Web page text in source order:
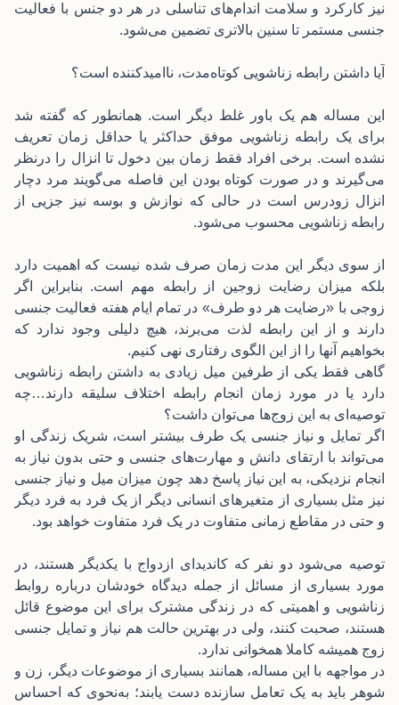
نیز کارکرد و سلامت اندام‌های تناسلی در هر دو جنس با فعالیت
جنسی مستمر تا سنین بالاتری تضمین می‌شود.
آیا داشتن رابطه زناشویی کوتاه‌مدت، ناامیدکننده است؟
این مساله هم یک باور غلط دیگر است. همانطور که گفته شد
برای یک رابطه زناشویی موفق حداکثر یا حداقل زمان تعریف
نشده است. برخی افراد فقط زمان بین دخول تا انزال را درنظر
می‌گیرند و در صورت کوتاه بودن این فاصله می‌گویند مرد دچار
انزال زودرس است در حالی که نوازش و بوسه نیز جزیی از
رابطه زناشویی محسوب می‌شود.
از سوی دیگر این مدت زمان صرف شده نیست که اهمیت دارد
بلکه میزان رضایت زوجین از رابطه مهم است. بنابراین اگر
زوجی با «رضایت هر دو طرف» در تمام ایام هفته فعالیت جنسی
دارند و از این رابطه لذت می‌برند، هیچ دلیلی وجود ندارد که
بخواهیم آنها را از این الگوی رفتاری نهی کنیم.
گاهی فقط یکی از طرفین میل زیادی به داشتن رابطه زناشویی
دارد یا در مورد زمان انجام رابطه اختلاف سلیقه دارند…چه
توصیه‌ای به این زوج‌ها می‌توان داشت؟
اگر تمایل و نیاز جنسی یک طرف بیشتر است، شریک زندگی او
می‌تواند با ارتقای دانش و مهارت‌های جنسی و حتی بدون نیاز به
انجام نزدیکی، به این نیاز پاسخ دهد چون میزان میل و نیاز جنسی
نیز مثل بسیاری از متغیرهای انسانی دیگر از یک فرد به فرد دیگر
و حتی در مقاطع زمانی متفاوت در یک فرد متفاوت خواهد بود.
توصیه می‌شود دو نفر که کاندیدای ازدواج با یکدیگر هستند، در
مورد بسیاری از مسائل از جمله دیدگاه خودشان درباره روابط
زناشویی و اهمیتی که در زندگی مشترک برای این موضوع قائل
هستند، صحبت کنند، ولی در بهترین حالت هم نیاز و تمایل جنسی
زوج همیشه کاملا همخوانی ندارد.
در مواجهه با این مساله، همانند بسیاری از موضوعات دیگر، زن و
شوهر باید به یک تعامل سازنده دست یابند؛ به‌نحوی که احساس